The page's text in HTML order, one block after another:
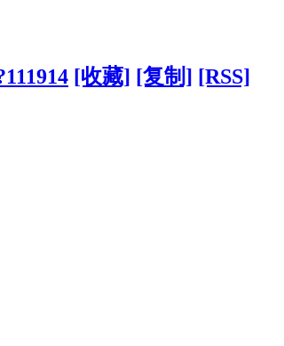
[收藏] [复制] [RSS]